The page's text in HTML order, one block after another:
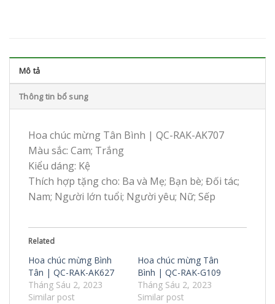
Mô tả
Thông tin bổ sung
Hoa chúc mừng Tân Bình | QC-RAK-AK707
Màu sắc: Cam; Trắng
Kiểu dáng: Kệ
Thích hợp tặng cho: Ba và Mẹ; Bạn bè; Đối tác;
Nam; Người lớn tuổi; Người yêu; Nữ; Sếp
Related
Hoa chúc mừng Bình
Tân | QC-RAK-AK627
Tháng Sáu 2, 2023
Similar post
Hoa chúc mừng Tân
Bình | QC-RAK-G109
Tháng Sáu 2, 2023
Similar post